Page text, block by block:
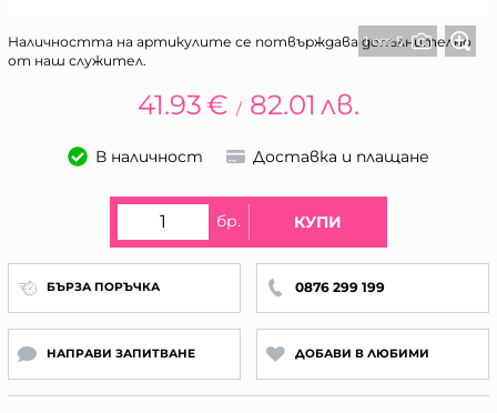
1 от 5
Наличността на артикулите се потвърждава допълнително
от наш служител.
41.93€ / 82.01 лв.
В наличност Доставка и плащане
бр. КУПИ
БЪРЗА ПОРЪЧКА 0876 299 199
НАПРАВИ ЗАПИТВАНЕ ДОБАВИ В ЛЮБИМИ